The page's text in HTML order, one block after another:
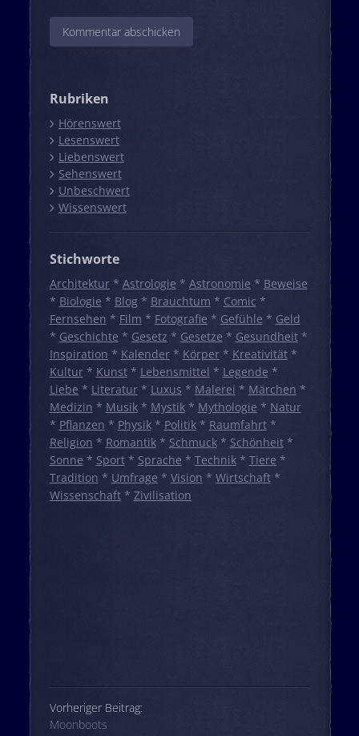
Rubriken
Hörenswert
Lesenswert
Liebenswert
Sehenswert
Unbeschwert
Wissenswert
Stichworte
Architektur* Astrologie * Astronomie * Beweise
* Biologie * Blog * Brauchtum * Comic *
Fernsehen * Film * Fotografie * Gefühle * Geld
* Geschichte * Gesetz * Gesetze * Gesundheit*
Inspiration * Kalender* Körper* Kreativität*
Kultur* Kunst* Lebensmittel * Legende *
Liebe * Literatur* Luxus * Malerei * Märchen *
Medizin * Musik* Mystik* Mythologie * Natur
* Pflanzen * Physik* Politik* Raumfahrt*
Religion * Romantik* Schmuck* Schönheit*
Sonne * Sport* Sprache * Technik* Tiere *
Tradition * Umfrage * Vision * Wirtschaft*
Wissenschaft* Zivilisation
Beitrags-Navigation
Vorheriger Beitrag:
Moonboots